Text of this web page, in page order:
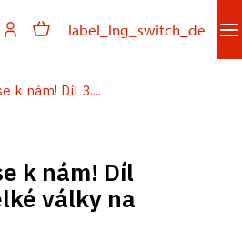
label_lng_switch_de
k nám! Díl 3....
k nám! Díl
války na